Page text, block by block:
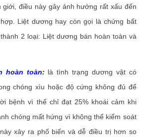
điều này gây ảnh hưởng rất xấu đến
Liệt dương hay còn gọi là chứng bất
2 loại: Liệt dương bán hoàn toàn và
hoàn toàn: là tình trạng dương vật có
chóng xìu hoặc độ cứng không đủ để
bệnh vì thế chỉ đạt 25% khoái cảm khi
chóng mất hứng vì không thể kiểm soát
xảy ra phổ biến và dễ điều trị hơn so